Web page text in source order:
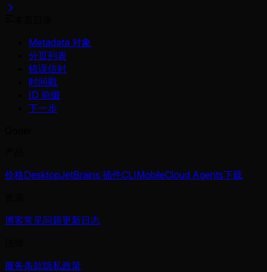
Metadata 对象
分页列表
错误信封
时间戳
ID 前缀
下一步
价格DesktopJetBrains 插件CLIMobileCloud Agents下载
博客常见问题更新日志
服务条款隐私政策